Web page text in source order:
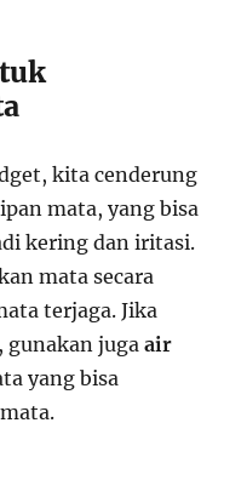
kita cenderung
mata, yang bisa
kering dan iritasi.
mata secara
terjaga. Jika
gunakan jugaair
yang bisa